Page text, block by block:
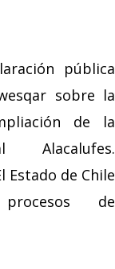
pública
sobre la
de la
Alacalufes.
Estado de Chile
de